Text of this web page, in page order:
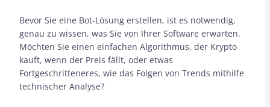
Bevor Sie eine Bot-Lösung erstellen, ist es notwendig,
genau zu wissen, was Sie von Ihrer Software erwarten.
Möchten Sie einen einfachen Algorithmus, der Krypto
kauft, wenn der Preis fällt, oder etwas
Fortgeschritteneres, wie das Folgen von Trends mithilfe
technischer Analyse?